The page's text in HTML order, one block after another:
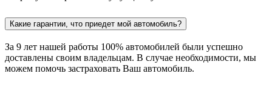
Какие гарантии, что приедет мой автомобиль?
За 9 лет нашей работы 100% автомобилей были успешно
доставлены своим владельцам. В случае необходимости, мы
можем помочь застраховать Ваш автомобиль.